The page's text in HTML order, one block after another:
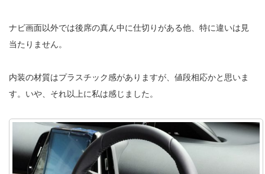
ナビ画面以外では後席の真ん中に仕切りがある他、特に違いは見
当たりません。
内装の材質はプラスチック感がありますが、値段相応かと思いま
す。いや、それ以上に私は感じました。